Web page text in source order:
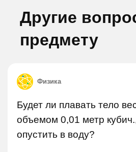
Другие
предмету
Физика
Будет ли плавать тело
объемом 0,01 метр
опустить в воду?